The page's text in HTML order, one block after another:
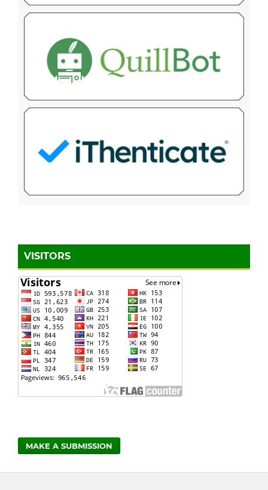
VISITORS
MAKE A SUBMISSION